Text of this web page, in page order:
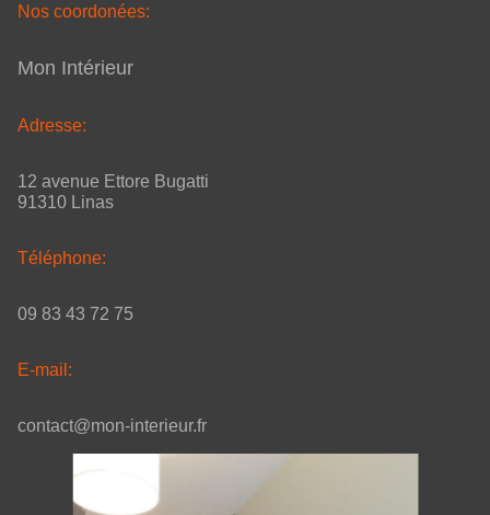
Nos coordonées:
Mon Intérieur
Adresse:
12 avenue Ettore Bugatti
91310 Linas
Téléphone:
09 83 43 72 75
E-mail:
contact@mon-interieur.fr